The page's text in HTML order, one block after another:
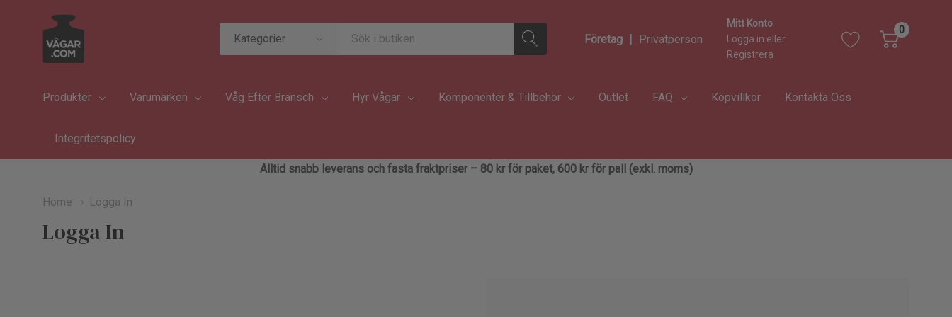
Kategorier
Sök
Företag | Privatperson
Mitt Konto
Logga in eller
Registrera
0
Produkter Varumärken Våg Efter Bransch Hyr Vågar Komponenter & Tillbehör Outlet FAQ Köpvillkor Kontakta Oss
Integritetspolicy
Alltid snabb leverans och fasta fraktpriser – 80 kr för paket, 600 kr för pall (exkl. moms)
Home Logga In
Logga In